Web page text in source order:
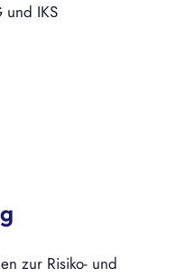
und IKS
zur Risiko- und